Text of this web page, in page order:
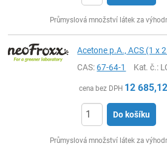
Průmyslová množství látek za
Acetone p.A., ACS (1 x
CAS:67-64-1 Kat. č.:
cena bez DPH 12 685,12
Do košíku
Průmyslová množství látek za